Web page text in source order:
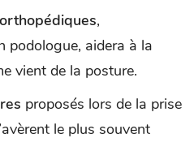
,
podologue, aidera à la
vient de la posture.
proposés lors de la prise
le plus souvent